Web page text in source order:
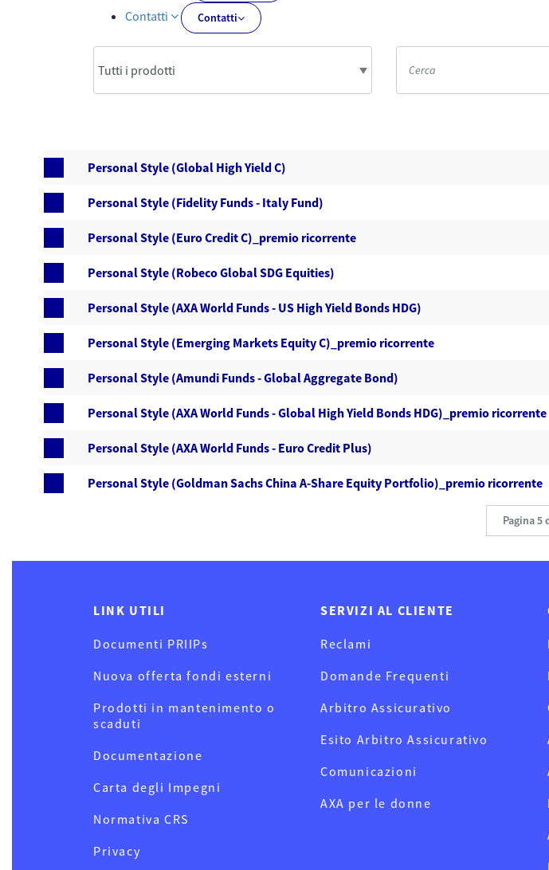
Contatti Contatti
Personal Style (Global High Yield C)
Personal Style (Fidelity Funds - Italy Fund)
Personal Style (Euro Credit C)_premio ricorrente
Personal Style (Robeco Global SDG Equities)
Personal Style (AXA World Funds - US High Yield Bonds HDG)
Personal Style (Emerging Markets Equity C)_premio ricorrente
Personal Style (Amundi Funds - Global Aggregate Bond)
Personal Style (AXA World Funds - Global High Yield Bonds HDG)_premio ricorrente
Personal Style (AXA World Funds - Euro Credit Plus)
Personal Style (Goldman Sachs China A-Share Equity Portfolio)_premio ricorrente
Pagina 5
LINK UTILI
Documenti PRIIPs
Nuova offerta fondi esterni
Prodotti in mantenimento o
scaduti
Documentazione
Carta degli Impegni
Normativa CRS
Privacy
SERVIZI AL CLIENTE
Reclami
Domande Frequenti
Arbitro Assicurativo
Esito Arbitro Assicurativo
Comunicazioni
AXA per le donne